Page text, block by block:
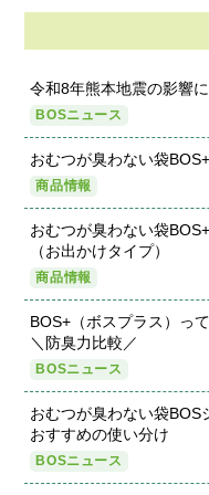
令和8年熊本地震の影響
BOSニュース
おむつが臭わない袋
商品情報
おむつが臭わない袋BOS+
（お出かけタイプ）
商品情報
BOS+（ボスプラス）っ
＼防臭力比較／
BOSニュース
おむつが臭わない袋BOS
おすすめの使い分け
BOSニュース